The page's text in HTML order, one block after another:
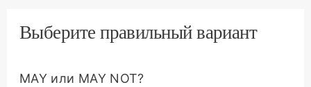
Выберите правильный вариант
MAY или MAY NOT?